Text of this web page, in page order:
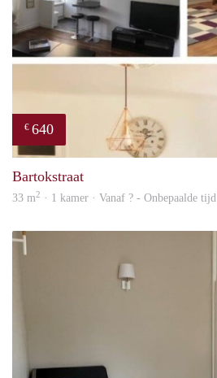
€ 640
Bartokstraat
33 m2 · 1 kamer · Vanaf ? - Onbepaalde tijd